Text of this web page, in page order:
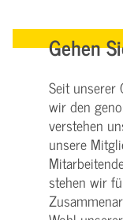
Gehen
Seit
wir den
verstehen
unsere
stehen wir